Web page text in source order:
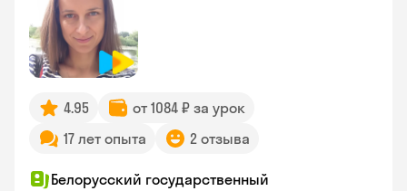
4.95
от 1084 ₽ за урок
17 лет опыта
2 отзыва
Белорусский государственный